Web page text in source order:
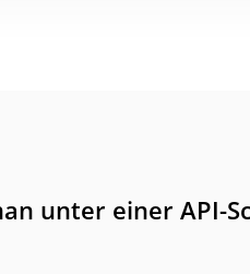
unter einer API-